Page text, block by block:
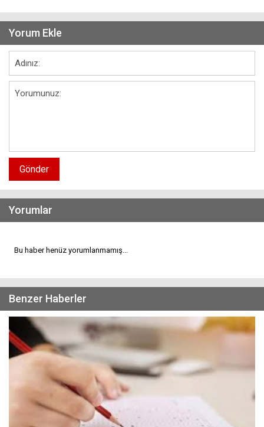
Yorum Ekle
Gönder
Yorumlar
Bu haber henüz yorumlanmamış...
Benzer Haberler